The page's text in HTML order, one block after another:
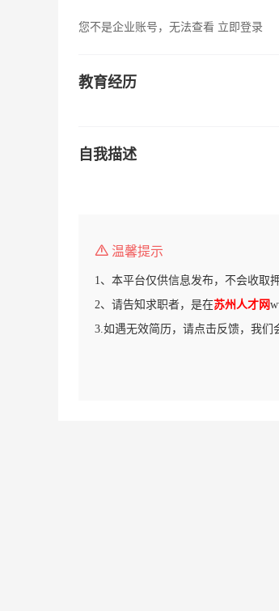
您不是企业账号，无法查看 立即登录
教育经历
自我描述
温馨提示
1、本平台仅供信息发布，不会收取
2、请告知求职者，是在苏州人才网
3.如遇无效简历，请点击反馈，我们